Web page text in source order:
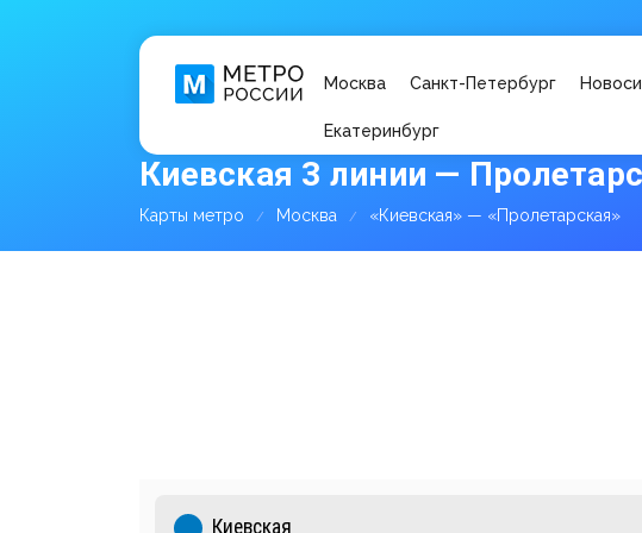
Москва Санкт-Петербург
Екатеринбург
Киевская 3 линии —
Карты метро Москва «Киевская» — «Пролетарская»